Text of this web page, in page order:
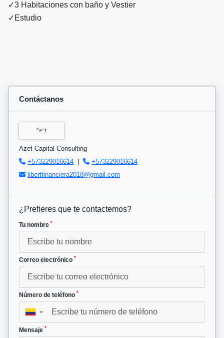
✓3 Habitaciones con baño y Vestier
✓Estudio
Contáctanos
Azet Capital Consulting
+573229016614 |
+573229016614
libertfinanciera2018@gmail.com
¿Prefieres que te contactemos?
Tu nombre *
Correo electrónico *
Número de teléfono *
▼
Mensaje *